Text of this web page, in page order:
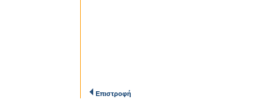
Επιστροφή